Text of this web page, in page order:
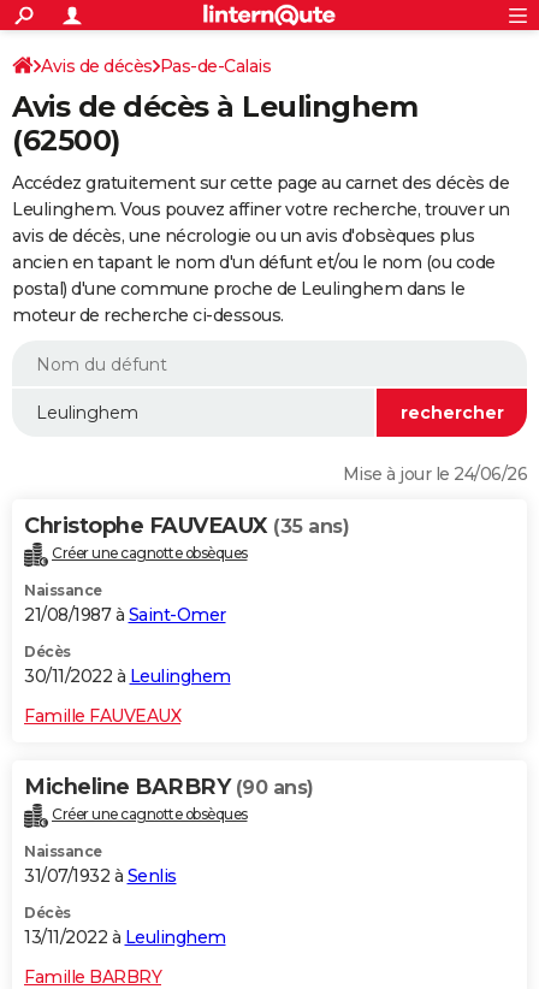
ACTUALITÉS
Politique
Société
Faits Divers
Education
Monde
Villes
+
SPORT
Coupe du monde 2026
Football
Tennis
Cyclisme
Rugby
Forum
FINANCE
Retraite
Impôts
Epargne
Immobilier
Risques naturels par ville
Banque
Assurance
Crédit
Essais
Réserver un essai
Citadines
Berlines
SUV
Forum auto
+
HIGH-TECH
Mobiles
Meilleur smartphone
Internet
Ordinateurs
Jeux vidéo
Guide high-tech
+BRICOLAGE
Forum
Aménagement intérieur
Extérieur
Cuisine
Salle de bains
Jardinage
Rangement
WEEK-END
Guides de France
Escapades
Patrimoine
Expositions
Musées
Week-end nature
LIFESTYLE
Alimentation
Guide de la santé
Maladies
Médicaments
Sommeil
VOYAGE
Destinations
City break
Voyage nature
Voyage de noces
Forum
Climat
+PHOTO
GUIDES D'ACHAT
BONS PLANS
CARTE DE VOEUX
Dictionnaire
Biographies
Citations
Expressions
Proverbes
PROGRAMME TV
COPAINS D'AVANT
S'inscrire
Se connecter
Lycées
Collèges
Primaires
Universités
Entreprises
Service militaire
Avis de recherche
AVIS DE DÉCÈS
S'inscrire
Connexion
Avis de décès Pas-de-Calais
Avis de décès à Leulinghem
(62500)
Accédez gratuitement sur cette page au carnet des décès de
Leulinghem. Vous pouvez affiner votre recherche, trouver un
avis de décès, une nécrologie ou un avis d'obsèques plus
ancien en tapant le nom d'un défunt et/ou le nom (ou code
postal) d'une commune proche de Leulinghem dans le
moteur de recherche ci-dessous.
Mise à jour le 24/06/26
Christophe FAUVEAUX (35 ans)
Créer une cagnotte obsèques
Naissance
21/08/1987 à Saint-Omer
Décès
30/11/2022 à Leulinghem
Famille FAUVEAUX
Micheline BARBRY (90 ans)
Créer une cagnotte obsèques
Naissance
31/07/1932 à Senlis
Décès
13/11/2022 à Leulinghem
Famille BARBRY